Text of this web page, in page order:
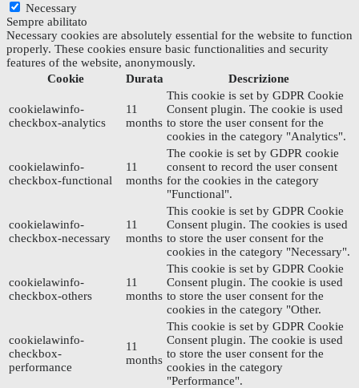
Necessary
Sempre abilitato
Necessary cookies are absolutely essential for the website to function
properly. These cookies ensure basic functionalities and security
features of the website, anonymously.
Cookie
Durata Descrizione
cookielawinfo-
checkbox-analytics
11
months
This cookie is set by GDPR Cookie
Consent plugin. The cookie is used
to store the user consent for the
cookies in the category "Analytics".
cookielawinfo-
checkbox-functional
11
months
The cookie is set by GDPR cookie
consent to record the user consent
for the cookies in the category
"Functional".
cookielawinfo-
checkbox-necessary
11
months
This cookie is set by GDPR Cookie
Consent plugin. The cookies is used
to store the user consent for the
cookies in the category "Necessary".
cookielawinfo-
checkbox-others
11
months
This cookie is set by GDPR Cookie
Consent plugin. The cookie is used
to store the user consent for the
cookies in the category "Other.
cookielawinfo-
checkbox-
performance
11
months
This cookie is set by GDPR Cookie
Consent plugin. The cookie is used
to store the user consent for the
cookies in the category
"Performance".